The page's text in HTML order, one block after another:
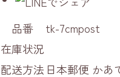
品番
tk-7cmpost
在庫状況
配送方法 日本郵便 かあ